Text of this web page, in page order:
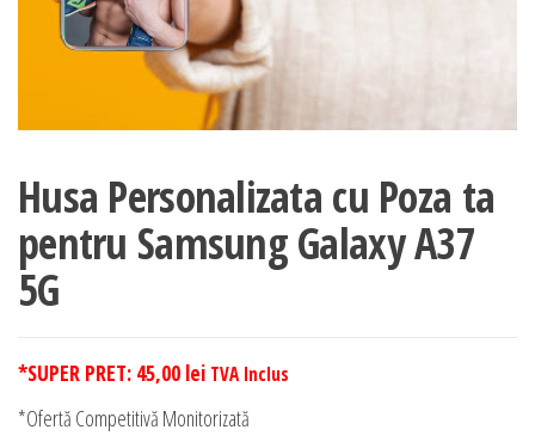
Husa Personalizata cu Poza ta
pentru Samsung Galaxy A37
5G
*SUPER PRET: 45,00 lei TVA Inclus
*Ofertă Competitivă Monitorizată